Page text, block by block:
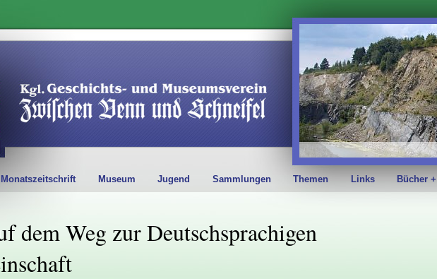
Monatszeitschrift Museum Jugend Sammlungen Themen Links Bücher
dem Weg zur Deutschsprachigen